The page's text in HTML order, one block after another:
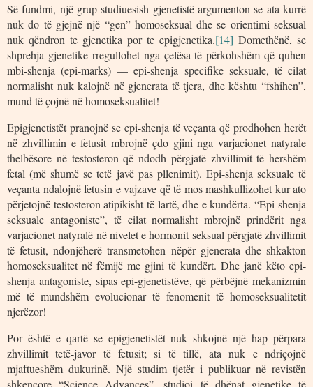
Së fundmi, një grup studiuesish gjenetistë argumenton se ata kurrë
nuk do të gjejnë një “gen” homoseksual dhe se orientimi seksual
nuk qëndron te gjenetika por te epigjenetika.[14] Domethënë, se
shprehja gjenetike rregullohet nga çelësa të përkohshëm që quhen
mbi-shenja (epi-marks) — epi-shenja specifike seksuale, të cilat
normalisht nuk kalojnë në gjenerata të tjera, dhe kështu “fshihen”,
mund të çojnë në homoseksualitet!
Epigjenetistët pranojnë se epi-shenja të veçanta që prodhohen herët
në zhvillimin e fetusit mbrojnë çdo gjini nga varjacionet natyrale
thelbësore në testosteron që ndodh përgjatë zhvillimit të hershëm
fetal (më shumë se tetë javë pas pllenimit). Epi-shenja seksuale të
veçanta ndalojnë fetusin e vajzave që të mos mashkullizohet kur ato
përjetojnë testosteron atipikisht të lartë, dhe e kundërta. “Epi-shenja
seksuale antagoniste”, të cilat normalisht mbrojnë prindërit nga
varjacionet natyralë në nivelet e hormonit seksual përgjatë zhvillimit
të fetusit, ndonjëherë transmetohen nëpër gjenerata dhe shkakton
homoseksualitet në fëmijë me gjini të kundërt. Dhe janë këto epi-
shenja antagoniste, sipas epi-gjenetistëve, që përbëjnë mekanizmin
më të mundshëm evolucionar të fenomenit të homoseksualitetit
njerëzor!
Por është e qartë se epigjenetistët nuk shkojnë një hap përpara
zhvillimit tetë-javor të fetusit; si të tillë, ata nuk e ndriçojnë
mjaftueshëm dukurinë. Një studim tjetër i publikuar në revistën
shkencore “Science Advances”, studioi të dhënat gjenetike të